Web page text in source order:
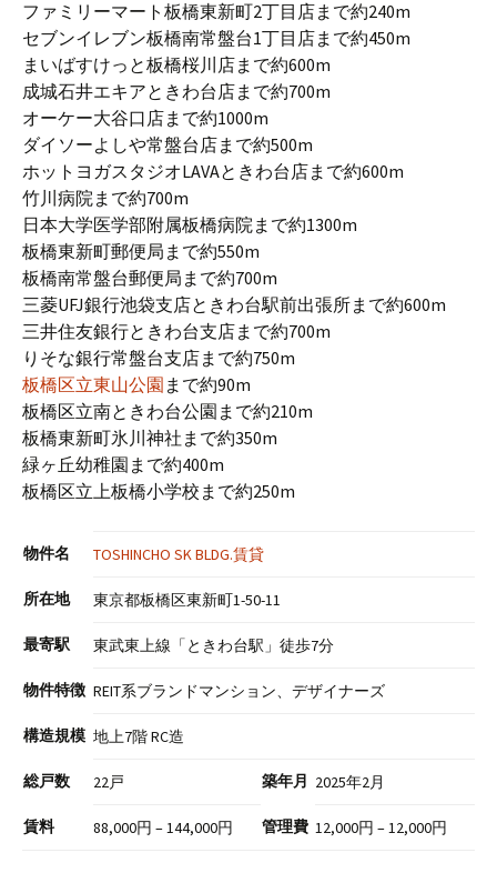
ファミリーマート板橋東新町2丁目店まで約240m
セブンイレブン板橋南常盤台1丁目店まで約450m
まいばすけっと板橋桜川店まで約600m
成城石井エキアときわ台店まで約700m
オーケー大谷口店まで約1000m
ダイソーよしや常盤台店まで約500m
ホットヨガスタジオLAVAときわ台店まで約600m
竹川病院まで約700m
日本大学医学部附属板橋病院まで約1300m
板橋東新町郵便局まで約550m
板橋南常盤台郵便局まで約700m
三菱UFJ銀行池袋支店ときわ台駅前出張所まで約600m
三井住友銀行ときわ台支店まで約700m
りそな銀行常盤台支店まで約750m
板橋区立東山公園 まで約90m
板橋区立南ときわ台公園まで約210m
板橋東新町氷川神社まで約350m
緑ヶ丘幼稚園まで約400m
板橋区立上板橋小学校まで約250m
物件名 TOSHINCHO SK BLDG.賃貸
所在地 東京都板橋区東新町1-50-11
最寄駅 東武東上線「ときわ台駅」徒歩7分
物件特徴 REIT系ブランドマンション、デザイナーズ
構造規模 地上7階 RC造
総戸数 22戸 築年月 2025年2月
賃料 88,000円 – 144,000円 管理費 12,000円 – 12,000円